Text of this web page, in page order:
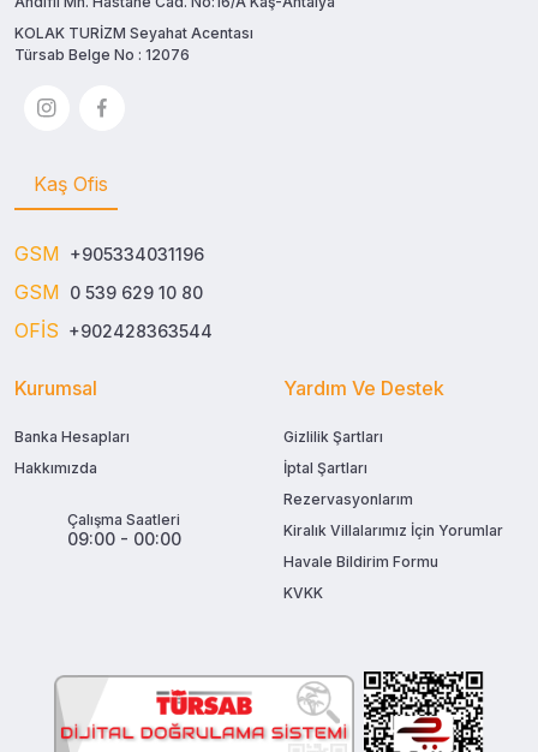
Kurumsal
Banka Hesapları
Hakkımızda
Çalışma Saatleri
09:00 - 00:00
Yardım Ve Destek
Gizlilik Şartları
İptal Şartları
Rezervasyonlarım
Kiralık Villalarımız İçin Yorumlar
Havale Bildirim Formu
KVKK
KOLAK TURİZM Seyahat Acentası
Türsab Belge No : 12076
Kaş Ofis
+905334031196
GSM
0 539 629 10 80
GSM
+902428363544
OFİS